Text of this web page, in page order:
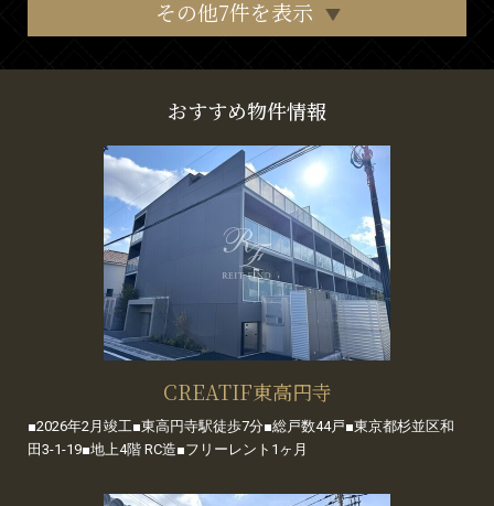
その他7件を表示
おすすめ物件情報
CREATIF東高円寺
■2026年2月竣工■東高円寺駅徒歩7分■総戸数44戸■東京都杉並区和
田3-1-19■地上4階 RC造■フリーレント1ヶ月